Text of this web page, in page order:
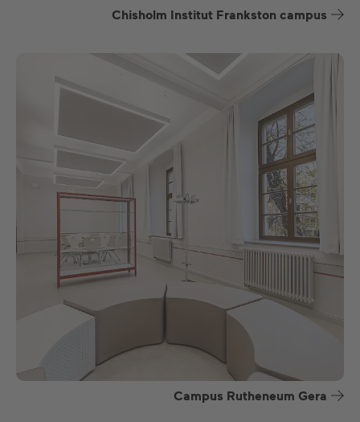
Chisholm Institut Frankston campus
Campus Rutheneum Gera